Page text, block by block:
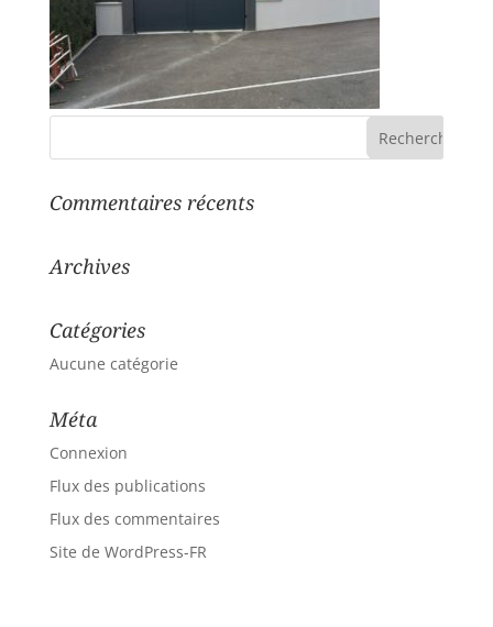
Commentaires récents
Archives
Catégories
Aucune catégorie
Méta
Connexion
Flux des publications
Flux des commentaires
Site de WordPress-FR